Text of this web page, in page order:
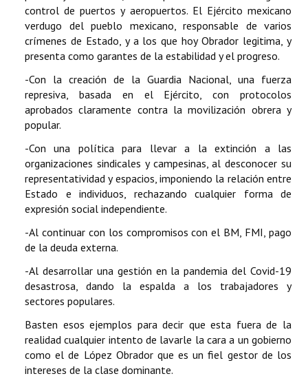
control de puertos y aeropuertos. El Ejército mexicano
verdugo del pueblo mexicano, responsable de varios
crímenes de Estado, y a los que hoy Obrador legitima, y
presenta como garantes de la estabilidad y el progreso.
-Con la creación de la Guardia Nacional, una fuerza
represiva, basada en el Ejército, con protocolos
aprobados claramente contra la movilización obrera y
popular.
-Con una política para llevar a la extinción a las
organizaciones sindicales y campesinas, al desconocer su
representatividad y espacios, imponiendo la relación entre
Estado e individuos, rechazando cualquier forma de
expresión social independiente.
-Al continuar con los compromisos con el BM, FMI, pago
de la deuda externa.
-Al desarrollar una gestión en la pandemia del Covid-19
desastrosa, dando la espalda a los trabajadores y
sectores populares.
Basten esos ejemplos para decir que esta fuera de la
realidad cualquier intento de lavarle la cara a un gobierno
como el de López Obrador que es un fiel gestor de los
intereses de la clase dominante.